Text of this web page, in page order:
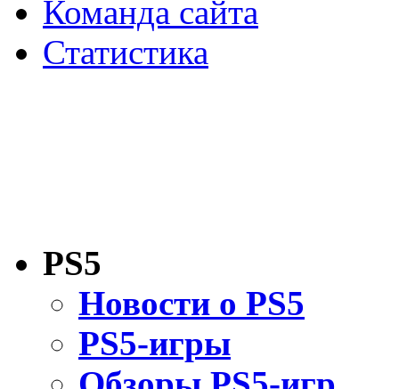
Команда сайта
Статистика
PS5
Новости о PS5
PS5-игры